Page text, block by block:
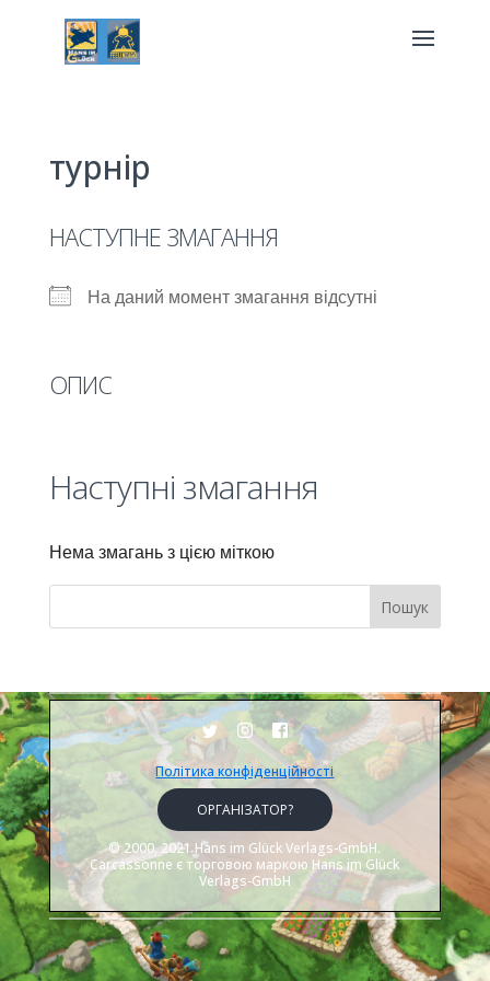
турнір
НАСТУПНЕ ЗМАГАННЯ
На даний момент змагання відсутні
ОПИС
Наступні змагання
Нема змагань з цією міткою
Пошук
Політика конфіденційності
ОРГАНІЗАТОР?
© 2000, 2021 Hans im Glück Verlags-GmbH.
Carcassonne є торговою маркою Hans im Glück
Verlags-GmbH